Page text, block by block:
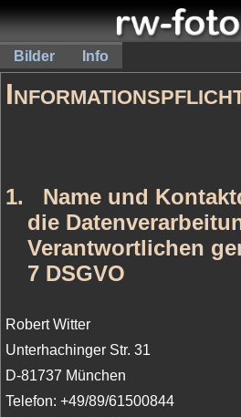
Bilder Info
1. Name und
die
Verantwortlichen
7 DSGVO
Robert Witter
Unterhachinger Str. 31
D-81737 München
Telefon: +49/89/61500844